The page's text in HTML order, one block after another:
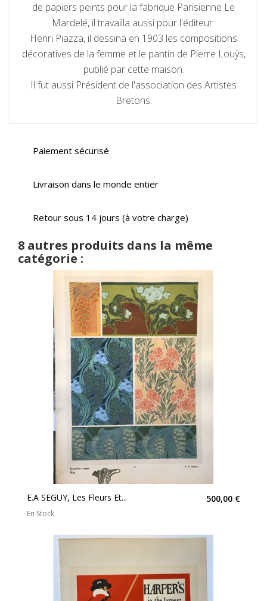
de papiers peints pour la fabrique Parisienne Le
Mardelé, il travailla aussi pour l'éditeur
Henri Piazza, il dessina en 1903 les compositions
décoratives de la femme et le pantin de Pierre Louÿs,
publié par cette maison.
Il fut aussi Président de l'association des Artistes
Bretons.
Paiement sécurisé
Livraison dans le monde entier
Retour sous 14 jours (à votre charge)
8 autres produits dans la même
catégorie :
E.A SEGUY, Les Fleurs Et... 500,00 €
En Stock